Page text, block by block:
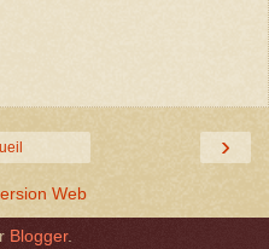
›
Web
Blogger.